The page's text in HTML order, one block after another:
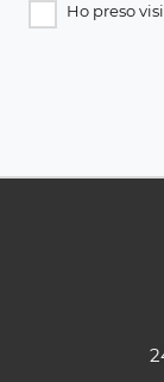
Ho preso